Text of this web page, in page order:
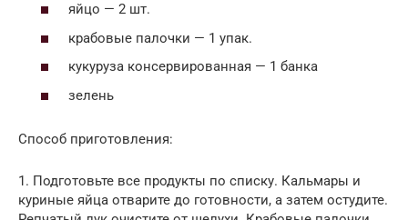
яйцо — 2 шт.
крабовые палочки — 1 упак.
кукуруза консервированная — 1 банка
зелень
Способ приготовления:
1. Подготовьте все продукты по списку. Кальмары и
куриные яйца отварите до готовности, а затем остудите.